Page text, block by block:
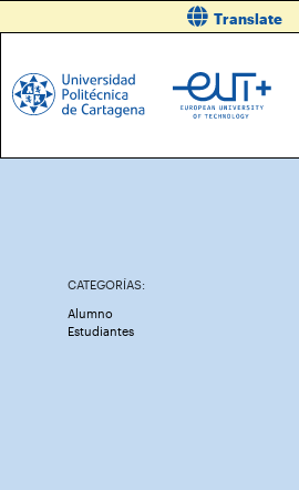
Translate
CATEGORÍAS:
Alumno
Estudiantes